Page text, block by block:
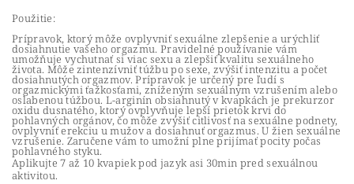
Použitie:
Prípravok, ktorý môže ovplyvniť sexuálne zlepšenie a urýchliť
dosiahnutie vašeho orgazmu. Pravidelné používanie vám
umožňuje vychutnať si viac sexu a zlepšiť kvalitu sexuálneho
života. Môže zintenzívniť túžbu po sexe, zvýšiť intenzitu a počet
dosiahnutých orgazmov. Prípravok je určený pre ľudí s
orgazmickými ťažkosťami, zníženým sexuálnym vzrušením alebo
oslabenou túžbou. L-arginín obsiahnutý v kvapkách je prekurzor
oxidu dusnatého, ktorý ovplyvňuje lepší prietok krvi do
pohlavných orgánov, čo môže zvýšiť citlivosť na sexuálne podnety,
ovplyvniť erekciu u mužov a dosiahnuť orgazmus. U žien sexuálne
vzrušenie. Zaručene vám to umožní plne prijímať pocity počas
pohlavného styku.
Aplikujte 7 až 10 kvapiek pod jazyk asi 30min pred sexuálnou
aktivitou.